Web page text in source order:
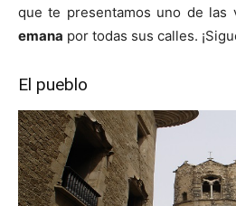
que te presentamos uno de las
emana por todas sus calles.
El pueblo